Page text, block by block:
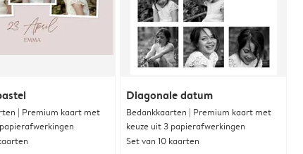
| Premium kaart met
Diagonale datum
Bedankkaarten | Premium kaart met
keuze uit 3 papierafwerkingen
Set van 10 kaarten